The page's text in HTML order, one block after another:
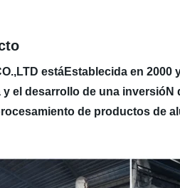
estáEstablecida en
el desarrollo de una
de productos de